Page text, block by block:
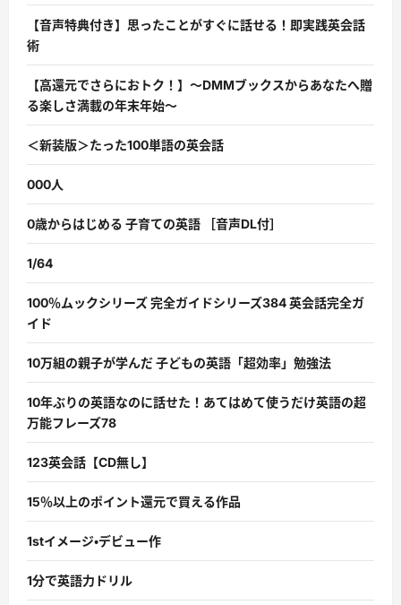
【音声特典付き】思ったことがすぐに話せる！即実践英会話
術
【高還元でさらにおトク！】〜DMMブックスからあなたへ贈
る楽しさ満載の年末年始〜
＜新装版＞たった100単語の英会話
000人
0歳からはじめる 子育ての英語 ［音声DL付］
1/64
100％ムックシリーズ 完全ガイドシリーズ384 英会話完全ガ
イド
10万組の親子が学んだ 子どもの英語「超効率」勉強法
10年ぶりの英語なのに話せた！あてはめて使うだけ英語の超
万能フレーズ78
123英会話【CD無し】
15％以上のポイント還元で買える作品
1stイメージ・デビュー作
1分で英語力ドリル